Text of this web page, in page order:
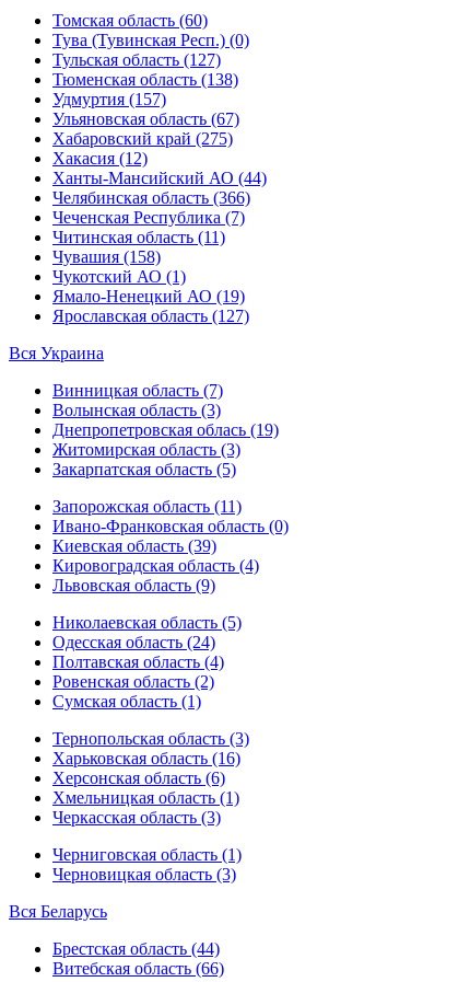
Томская область (60)
Тува (Тувинская Респ.) (0)
Тульская область (127)
Тюменская область (138)
Удмуртия (157)
Ульяновская область (67)
Хабаровский край (275)
Хакасия (12)
Ханты-Мансийский АО (44)
Челябинская область (366)
Чеченская Республика (7)
Читинская область (11)
Чувашия (158)
Чукотский АО (1)
Ямало-Ненецкий АО (19)
Ярославская область (127)
Вся Украина
Винницкая область (7)
Волынская область (3)
Днепропетровская облась (19)
Житомирская область (3)
Закарпатская область (5)
Запорожская область (11)
Ивано-Франковская область (0)
Киевская область (39)
Кировоградская область (4)
Львовская область (9)
Николаевская область (5)
Одесская область (24)
Полтавская область (4)
Ровенская область (2)
Сумская область (1)
Тернопольская область (3)
Харьковская область (16)
Херсонская область (6)
Хмельницкая область (1)
Черкасская область (3)
Черниговская область (1)
Черновицкая область (3)
Вся Беларусь
Брестская область (44)
Витебская область (66)